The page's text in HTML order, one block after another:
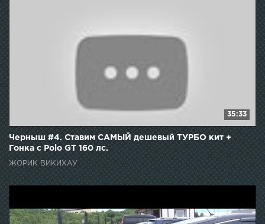
35:33
Черныш #4. Ставим САМЫЙ дешевый ТУРБО кит +
Гонка с Polo GT 160 лс.
ЖОРИК ВИКИХАУ